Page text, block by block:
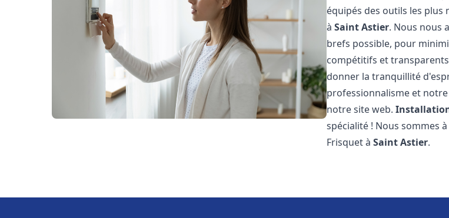
équipés des outils les
àSaint Astier. Nous nous
brefs possible, pour
compétitifs et
donner la tranquillité
professionnalisme et
notre site web.
spécialité ! Nous sommes
Frisquet àSaint Astier.